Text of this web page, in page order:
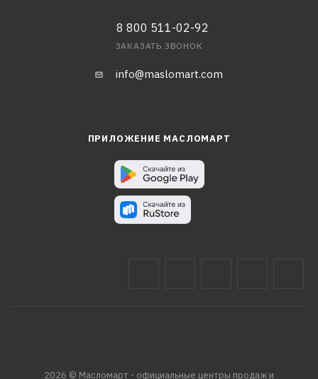
8 800 511-02-92
ЗАКАЗАТЬ ЗВОНОК
info@maslomart.com
ПРИЛОЖЕНИЕ МАСЛОМАРТ
2026 © Масломарт - официальные центры продаж и